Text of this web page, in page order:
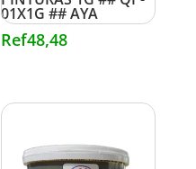
01X1G ## AYA
Ref48,48